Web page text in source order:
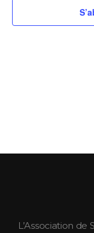
L’Association